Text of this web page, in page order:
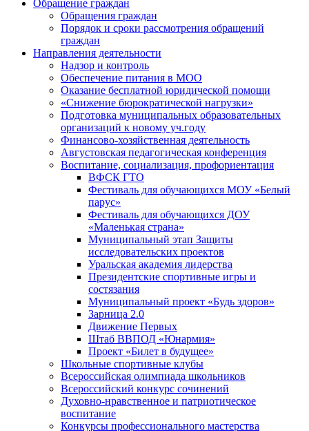
Обращение граждан
Обращения граждан
Порядок и сроки рассмотрения обращений
граждан
Направления деятельности
Надзор и контроль
Обеспечение питания в МОО
Оказание бесплатной юридической помощи
«Снижение бюрократической нагрузки»
Подготовка муниципальных образовательных
организаций к новому уч.году
Финансово-хозяйственная деятельность
Августовская педагогическая конференция
Воспитание, социализация, профориентация
ВФСК ГТО
Фестиваль для обучающихся МОУ «Белый
парус»
Фестиваль для обучающихся ДОУ
«Маленькая страна»
Муниципальный этап Защиты
исследовательских проектов
Уральская академия лидерства
Президентские спортивные игры и
состязания
Муниципальный проект «Будь здоров»
Зарница 2.0
Движение Первых
Штаб ВВПОД «Юнармия»
Проект «Билет в будущее»
Школьные спортивные клубы
Всероссийская олимпиада школьников
Всероссийский конкурс сочинений
Духовно-нравственное и патриотическое
воспитание
Конкурсы профессионального мастерства